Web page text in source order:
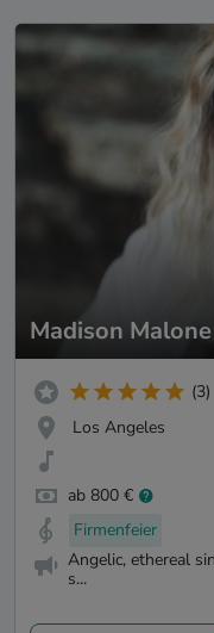
Madison Malone
(3)
Los Angeles
ab 800 €
Firmenfeier
Angelic, ethereal
s...